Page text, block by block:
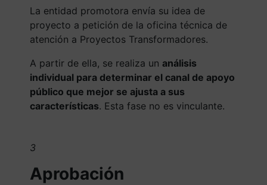
La entidad promotora envía su idea de
proyecto a petición de la oficina técnica de
atención a Proyectos Transformadores.
A partir de ella, se realiza un análisis
individual para determinar el canal de apoyo
público que mejor se ajusta a sus
características. Esta fase no es vinculante.
3
Aprobación